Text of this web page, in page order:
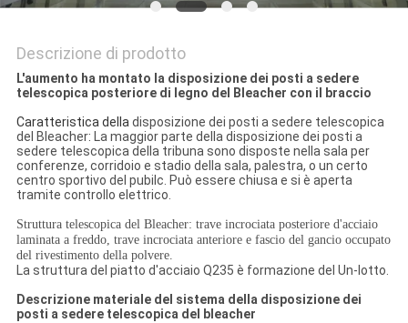
Descrizione di prodotto
L'aumento ha montato la disposizione dei posti a sedere
telescopica posteriore di legno del Bleacher con il braccio
Caratteristica delladisposizione dei posti a sedere telescopica
del Bleacher: La maggior parte della disposizione dei posti a
sedere telescopica della tribuna sono disposte nella sala per
conferenze, corridoio e stadio della sala, palestra, o un certo
centro sportivo del pubilc. Può essere chiusa e si è aperta
tramite controllo elettrico.
Struttura telescopica del Bleacher: trave incrociata posteriore d'acciaio
laminata a freddo, trave incrociata anteriore e fascio del gancio occupato
del rivestimento della polvere.
La struttura del piatto d'acciaio Q235 è formazione del Un-lotto.
Descrizione materiale del sistema della disposizione dei
posti a sedere telescopica del bleacher